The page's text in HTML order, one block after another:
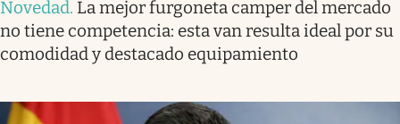
Novedad. La mejor furgoneta camper del mercado
no tiene competencia: esta van resulta ideal por su
comodidad y destacado equipamiento